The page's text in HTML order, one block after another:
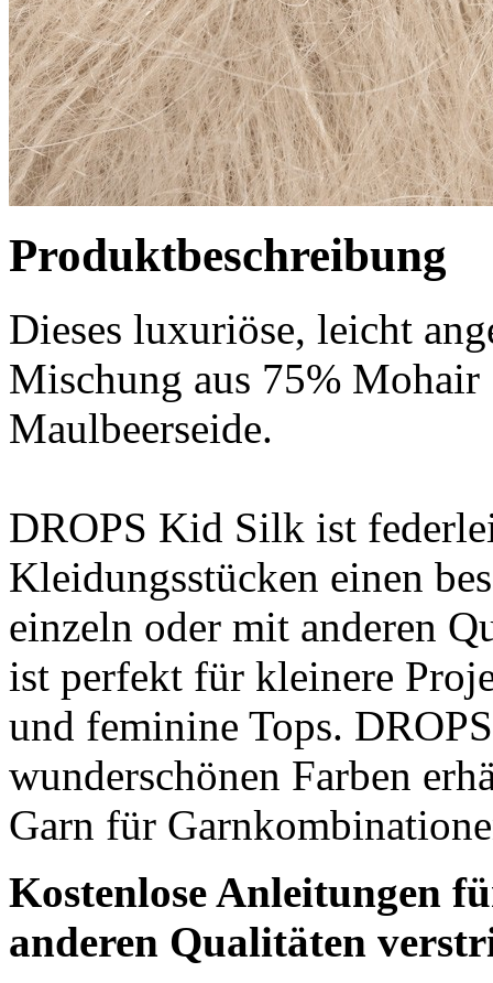
Produktbeschreibung
Dieses luxuriöse, leicht
Mischung aus 75%
Maulbeerseide.
DROPS Kid Silk ist
Kleidungsstücken einen
einzeln oder mit anderen
ist perfekt für kleinere
und feminine Tops.
wunderschönen Farben
Garn für
Kostenlose Anleitungen
anderen Qualitäten